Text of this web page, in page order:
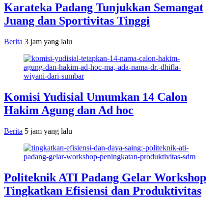
Karateka Padang Tunjukkan Semangat
Juang dan Sportivitas Tinggi
Berita 3 jam yang lalu
Komisi Yudisial Umumkan 14 Calon
Hakim Agung dan Ad hoc
Berita 5 jam yang lalu
Politeknik ATI Padang Gelar Workshop
Tingkatkan Efisiensi dan Produktivitas